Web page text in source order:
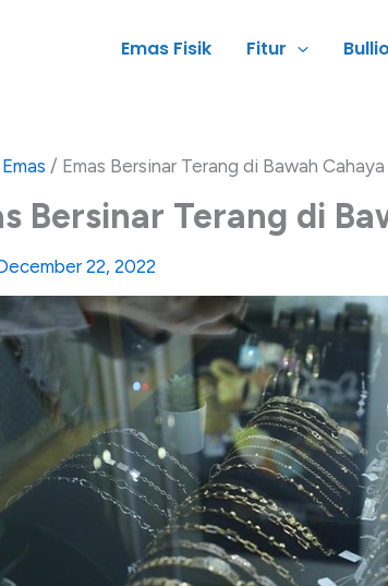
Emas Fisik Fitur
Emas / Emas Bersinar Terang di Bawah
Bersinar Terang di
22, 2022